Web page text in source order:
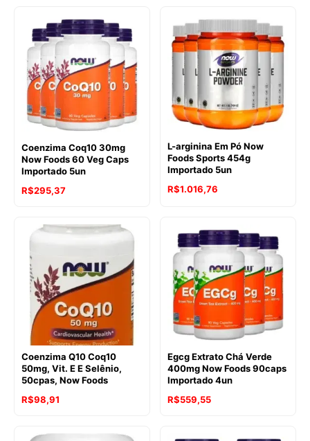
Coenzima Coq10 30mg
Now Foods 60 Veg Caps
Importado 5un
R$295,37
L-arginina Em Pó Now
Foods Sports 454g
Importado 5un
R$1.016,76
Coenzima Q10 Coq10
50mg, Vit. E E Selênio,
50cpas, Now Foods
R$98,91
Egcg Extrato Chá Verde
400mg Now Foods 90caps
Importado 4un
R$559,55